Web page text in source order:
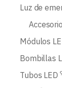
Luz de
Módulos
Bombillas
Tubos LED